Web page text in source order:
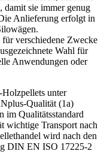
damit sie immer genug
Anlieferung erfolgt in
verschiedene Zwecke
Wahl für
Anwendungen oder
Holzpellets unter
Qualität (1a)
im Qualitätsstandard
wichtige Transport nach
wird nach den
DIN EN ISO 17225-2